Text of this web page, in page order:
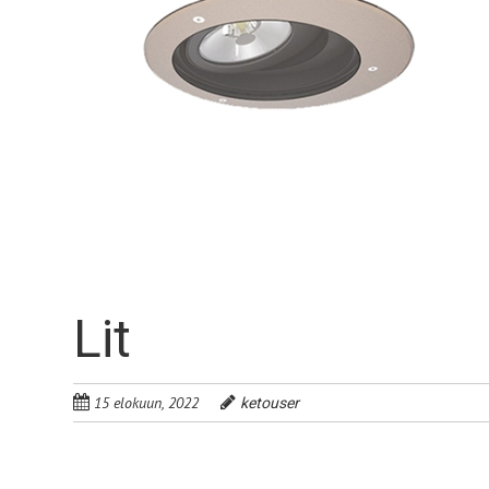
Lit
15 elokuun, 2022 ketouser